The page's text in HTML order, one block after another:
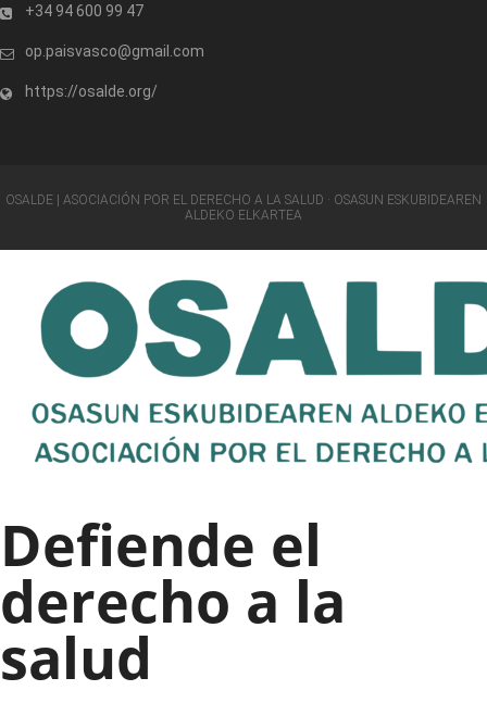
+34 94 600 99 47
op.paisvasco@gmail.com
https://osalde.org/
OSALDE | ASOCIACIÓN POR EL DERECHO A LA SALUD · OSASUN ESKUBIDEAREN
ALDEKO ELKARTEA
Defiende el
derecho a la
salud